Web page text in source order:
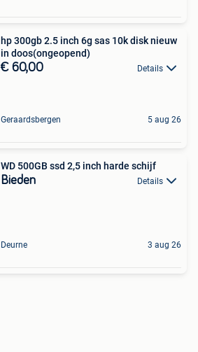
hp 300gb 2.5 inch 6g sas 10k disk nieuw
in doos(ongeopend)
€ 60,00 Details
Geraardsbergen 5 aug 26
WD 500GB ssd 2,5 inch harde schijf
Bieden Details
Deurne 3 aug 26